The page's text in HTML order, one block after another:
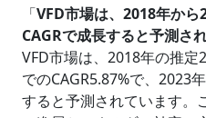
「VFD市場は、2018年か
CAGRで成長すると予測さ
VFD市場は、2018年の推定
でのCAGR5.87%で、2023
すると予測されています。